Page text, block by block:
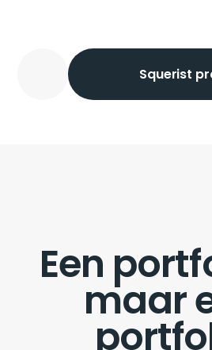
Squerist
Een
maar